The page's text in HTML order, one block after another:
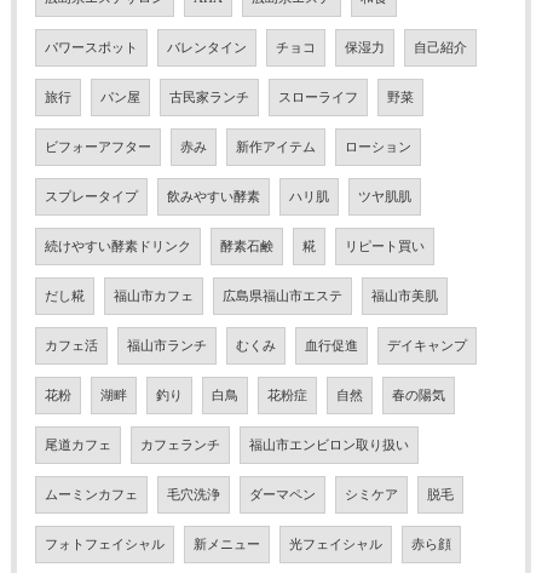
パワースポット バレンタイン チョコ 保湿力 自己紹介
旅行 パン屋 古民家ランチ スローライフ 野菜
ビフォーアフター 赤み 新作アイテム ローション
スプレータイプ 飲みやすい酵素 ハリ肌 ツヤ肌肌
続けやすい酵素ドリンク 酵素石鹸 糀 リピート買い
だし糀 福山市カフェ 広島県福山市エステ 福山市美肌
カフェ活 福山市ランチ むくみ 血行促進 デイキャンプ
花粉 湖畔 釣り 白鳥 花粉症 自然 春の陽気
尾道カフェ カフェランチ 福山市エンビロン取り扱い
ムーミンカフェ 毛穴洗浄 ダーマペン シミケア 脱毛
フォトフェイシャル 新メニュー 光フェイシャル 赤ら顔